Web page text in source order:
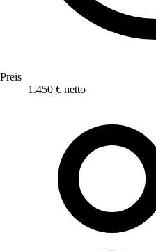
Preis
1.450 € netto